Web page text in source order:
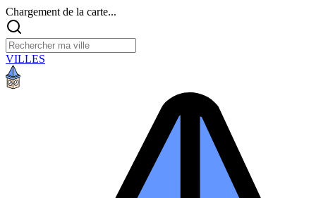
Chargement de la carte...
VILLES